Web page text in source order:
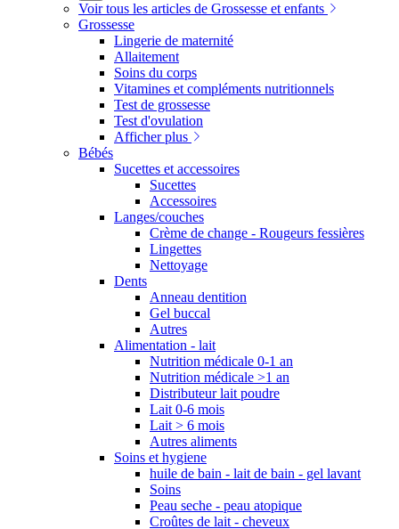
Voir tous les articles de Grossesse et enfants
Grossesse
Lingerie de maternité
Allaitement
Soins du corps
Vitamines et compléments nutritionnels
Test de grossesse
Test d'ovulation
Afficher plus
Bébés
Sucettes et accessoires
Sucettes
Accessoires
Langes/couches
Crème de change - Rougeurs fessières
Lingettes
Nettoyage
Dents
Anneau dentition
Gel buccal
Autres
Alimentation - lait
Nutrition médicale 0-1 an
Nutrition médicale >1 an
Distributeur lait poudre
Lait 0-6 mois
Lait > 6 mois
Autres aliments
Soins et hygiene
huile de bain - lait de bain - gel lavant
Soins
Peau seche - peau atopique
Croûtes de lait - cheveux